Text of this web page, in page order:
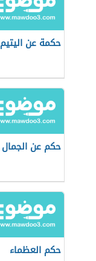
حكمة عن اليتيم
حكم عن الجمال
حكم العظماء